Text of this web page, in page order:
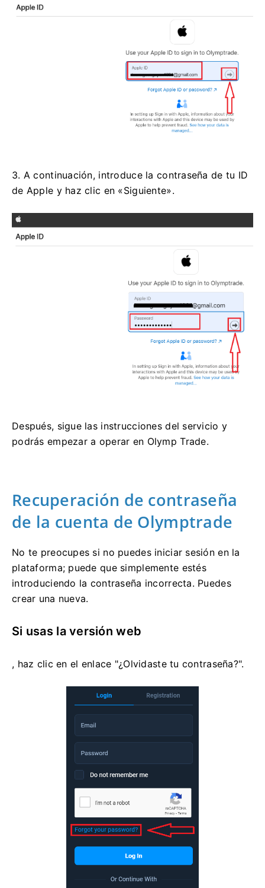
3. A continuación, introduce la contraseña de tu ID
de Apple y haz clic en «Siguiente».
Después, sigue las instrucciones del servicio y
podrás empezar a operar en Olymp Trade.
Recuperación de contraseña
de la cuenta de Olymptrade
No te preocupes si no puedes iniciar sesión en la
plataforma; puede que simplemente estés
introduciendo la contraseña incorrecta. Puedes
crear una nueva.
Si usas la versión web
, haz clic en el enlace "¿Olvidaste tu contraseña?".